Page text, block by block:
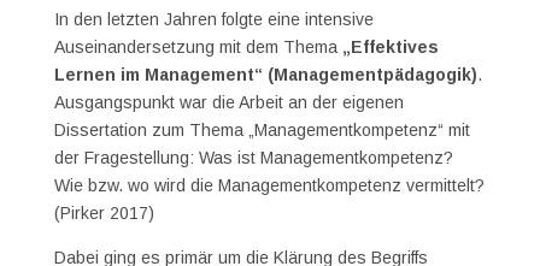
In den letzten Jahren folgte eine intensive
Auseinandersetzung mit dem Thema „Effektives
Lernen im Management“ (Managementpädagogik).
Ausgangspunkt war die Arbeit an der eigenen
Dissertation zum Thema „Managementkompetenz“ mit
der Fragestellung: Was ist Managementkompetenz?
Wie bzw. wo wird die Managementkompetenz vermittelt?
(Pirker 2017)
Dabei ging es primär um die Klärung des Begriffs